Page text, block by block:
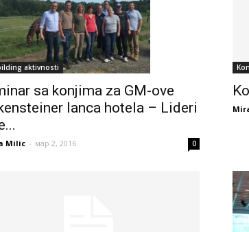
aktivnosti
sa konjima za GM-ove
lanca hotela – Lideri
Milic - мар 2, 2016 0